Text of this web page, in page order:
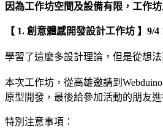
因為工作坊空間及設備有限，工作
【 1. 創意體感開發設計工作坊 】9/4
學習了這麼多設計理論，但是從想
本次工作坊，從高雄邀請到
原型開發，最後給參加活動的朋友
特別注意事項：